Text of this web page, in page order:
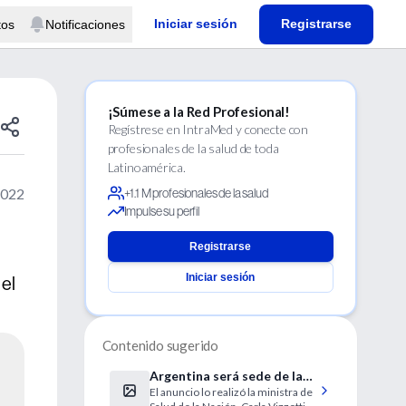
Notificaciones Iniciar sesión Registrarse
¡Súmese a la Red Profesional!
Regístrese en IntraMed y conecte con
profesionales de la salud de toda
Latinoamérica.
+1.1 M profesionales de la salud
Impulse su perfil
Registrarse
Iniciar sesión
Contenido sugerido
Argentina será sede de la
Cumbre Mundial de Salud
El anuncio lo realizó la ministra de